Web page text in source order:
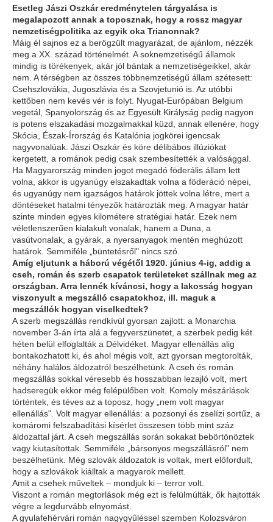
Esetleg Jászi Oszkár eredménytelen tárgyalása is
megalapozott annak a toposznak, hogy a rossz magyar
nemzetiségpolitika az egyik oka Trianonnak?
Máig él sajnos ez a berögzült magyarázat, de ajánlom, nézzék
meg a XX. század történelmét. A soknemzetiségű államok
mindig is törékenyek, akár jól bántak a nemzetiségeikkel, akár
nem. A térségben az összes többnemzetiségű állam szétesett:
Csehszlovákia, Jugoszlávia és a Szovjetunió is. Az utóbbi
kettőben nem kevés vér is folyt. Nyugat-Európában Belgium
vegetál, Spanyolország és az Egyesült Királyság pedig nagyon
is potens elszakadási mozgalmakkal küzd, annak ellenére, hogy
Skócia, Észak-Írország és Katalónia jogkörei igencsak
nagyvonalúak. Jászi Oszkár és köre délibábos illúziókat
kergetett, a románok pedig csak szembesítették a valósággal.
Ha Magyarország minden jogot megadó föderális állam lett
volna, akkor is ugyanúgy elszakadtak volna a föderáció népei,
és ugyanúgy nem igazságos határok jöttek volna létre, mert a
döntéseket hatalmi tényezők határozták meg. A magyar határ
szinte minden egyes kilométere stratégiai határ. Ezek nem
véletlenszerűen kialakult vonalak, hanem a Duna, a
vasútvonalak, a gyárak, a nyersanyagok mentén meghúzott
határok. Semmiféle „büntetésről" nincs szó.
Amíg eljutunk a háború végétől 1920. június 4-ig, addig a
cseh, román és szerb csapatok területeket szállnak meg az
országban. Arra lennék kíváncsi, hogy a lakosság hogyan
viszonyult a megszálló csapatokhoz, ill. maguk a
megszállók hogyan viselkedtek?
A szerb megszállás rendkívül gyorsan zajlott: a Monarchia
november 3-án írta alá a fegyverszünetet, a szerbek pedig két
héten belül elfoglalták a Délvidéket. Magyar ellenállás alig
bontakozhatott ki, és ahol mégis volt, azt gyorsan megtorolták,
néhány halálos áldozatról beszélhetünk. A cseh és román
megszállás sokkal véresebb és hosszabban lezajló volt, mert
hadseregük ekkor még felépülőben volt. Komoly mészárlások
történtek, és téves az a toposz, hogy „nem volt magyar
ellenállás". Volt magyar ellenállás: a pozsonyi és zselízi sortűz, a
komáromi felszabadítási kísérlet összesen több mint száz
áldozattal járt. A cseh megszállás során sokakat bebörtönöztek
vagy kiutasítottak. Semmiféle „bársonyos megszállásról" nem
beszélhetünk. Még szlovák áldozatok is voltak, mert előfordult,
hogy a szlovákok kiálltak a magyarok mellett.
Amit a csehek műveltek – mondjuk ki – terror volt.
Viszont a román megtorlások még ezt is felülmúlták, ők hajtották
végre a legdurvább elnyomást.
A gyulafehérvári román nagygyűléssel szemben Kolozsváron